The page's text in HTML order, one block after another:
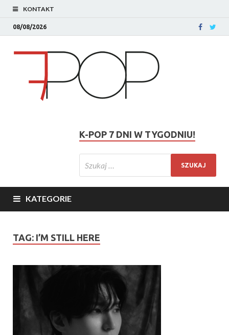
KONTAKT
08/08/2026
K-POP 7 DNI W TYGODNIU!
KATEGORIE
TAG: I’M STILL HERE